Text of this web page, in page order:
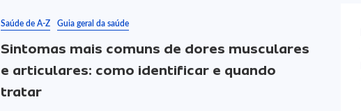
Saúde de A-Z Guia geral da saúde
Sintomas mais comuns de dores musculares
e articulares: como identificar e quando
tratar